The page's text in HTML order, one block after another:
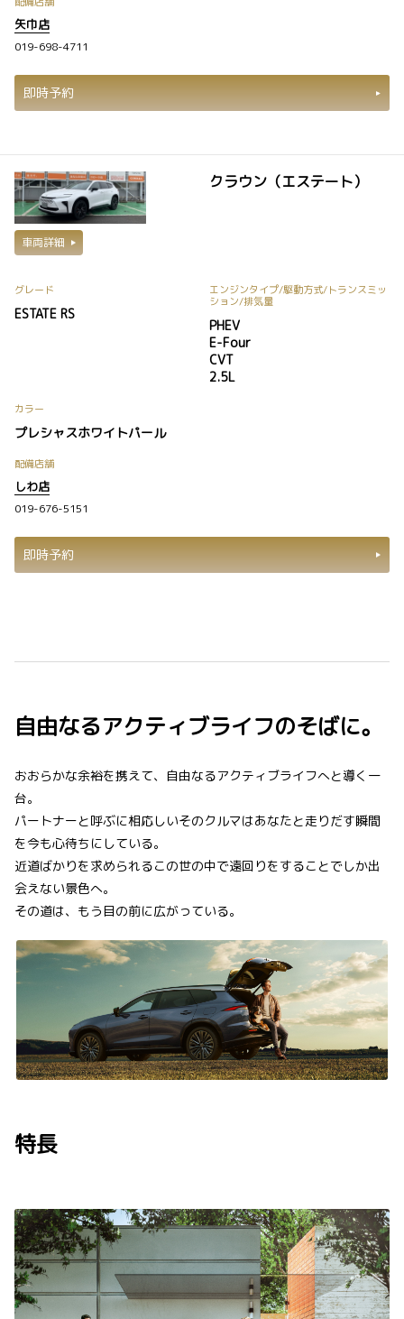
矢巾店
019-698-4711
即時予約
クラウン（エステート）
車両詳細
グレード
ESTATE RS
エンジンタイプ/駆動方式/トランスミッ
ション/排気量
PHEV
E-Four
CVT
2.5L
カラー
プレシャスホワイトパール
配備店舗
しわ店
019-676-5151
即時予約
自由なるアクティブライフのそばに。
おおらかな余裕を携えて、自由なるアクティブライフへと導く一
台。
パートナーと呼ぶに相応しいそのクルマはあなたと走りだす瞬間
を今も心待ちにしている。
近道ばかりを求められるこの世の中で遠回りをすることでしか出
会えない景色へ。
その道は、もう目の前に広がっている。
特長